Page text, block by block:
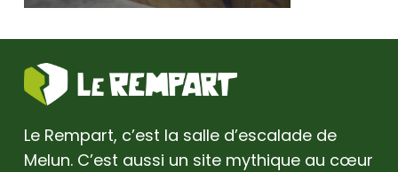
Le Rempart, c’est la salle d’escalade de
Melun. C’est aussi un site mythique au cœur